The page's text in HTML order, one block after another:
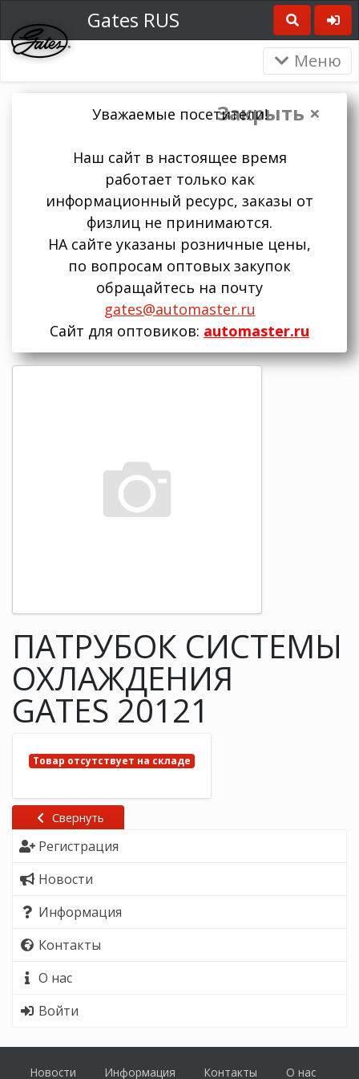
Gates RUS
Меню
Закрыть ×
Уважаемые посетители!
Наш сайт в настоящее время
работает только как
информационный ресурс, заказы от
физлиц не принимаются.
НА сайте указаны розничные цены,
по вопросам оптовых закупок
обращайтесь на почту
gates@automaster.ru
Сайт для оптовиков: automaster.ru
Свернуть
Регистрация
Новости
Информация
Контакты
О нас
Войти
ПАТРУБОК СИСТЕМЫ
ОХЛАЖДЕНИЯ
GATES 20121
Товар отсутствует на складе
Новости Информация Контакты О нас